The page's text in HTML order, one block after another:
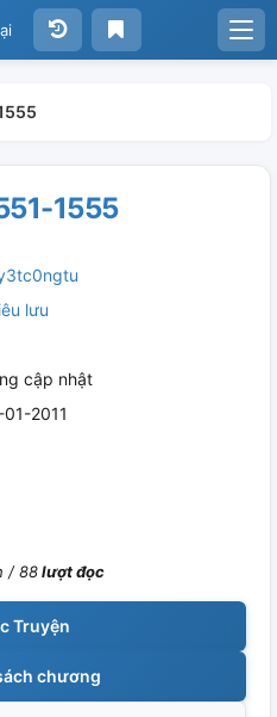
1555
lưu
cập nhật
2011
/88lượt đọc
Truyện
chương